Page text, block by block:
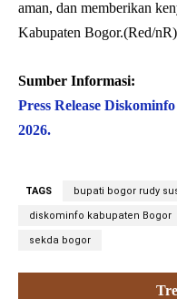
aman, dan memberikan
Kabupaten Bogor.(Red/nR)
Sumber Informasi:
Press Release
2026.
TAGS bupati bogor rudy
diskominfo kabupaten Bogor
sekda bogor